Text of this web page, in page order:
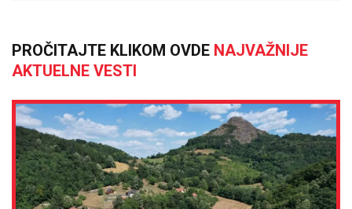
PROČITAJTE KLIKOM OVDE NAJVAŽNIJE
AKTUELNE VESTI